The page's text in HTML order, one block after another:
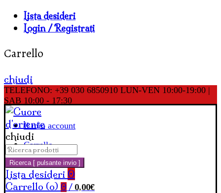
Lista desideri
Login / Registrati
Carrello
chiudi
TELEFONO: +39 030 6850910 LUN-VEN 10:00-19:00 |
SAB 10:00 - 17:30
Il mio account
Carrello
chiudi
Cerca:
Ricerca [ pulsante invio ]
Lista desideri 0
Carrello (o) 0 / 0,00€